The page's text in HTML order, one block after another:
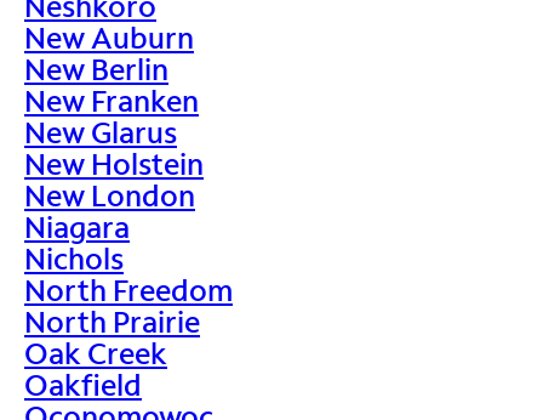
New Auburn
New Berlin
New Franken
New Glarus
New Holstein
New London
Niagara
Nichols
North Freedom
North Prairie
Oak Creek
Oakfield